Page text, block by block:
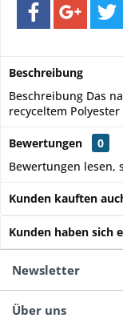
Beschreibung
Beschreibung Das
recyceltem Polyester
Bewertungen
0
Bewertungen lesen,
Kunden kauften
Kunden haben sich
Newsletter
Über uns